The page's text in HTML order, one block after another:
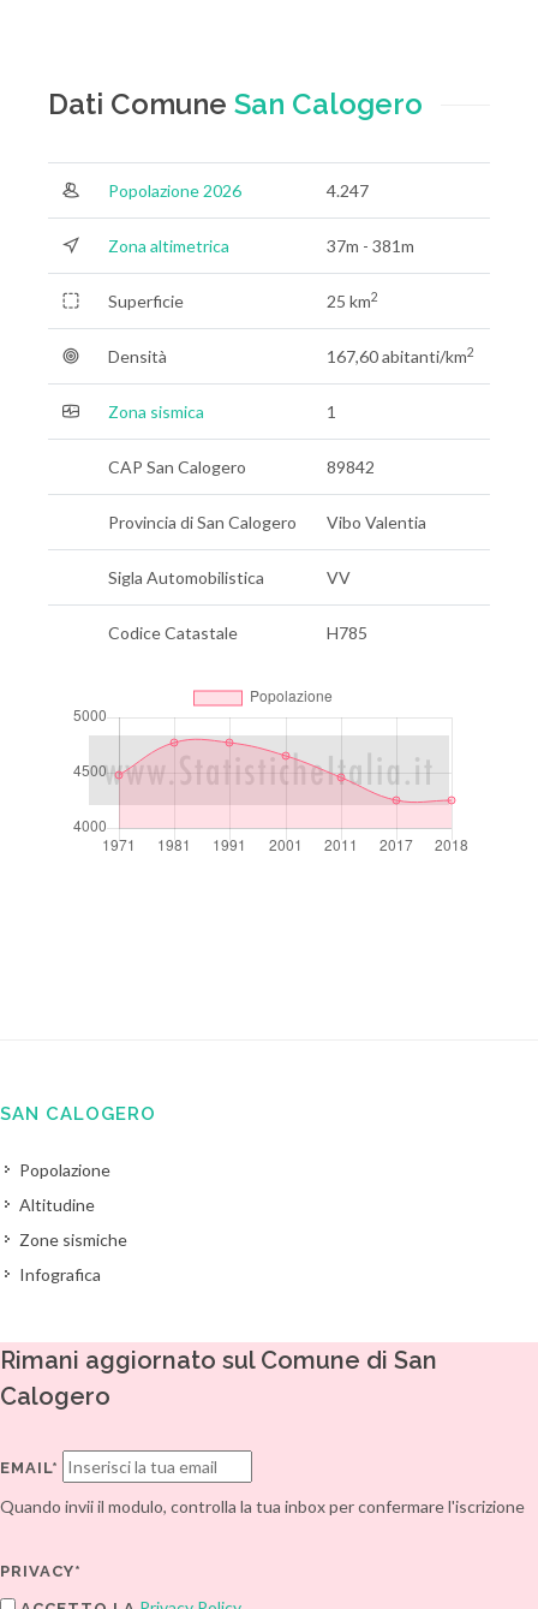
Dati Comune San Calogero
Popolazione 2026 4.247
Zona altimetrica 37m - 381m
Superficie 25 km2
Densità 167,60 abitanti/km2
Zona sismica 1
CAP San Calogero 89842
Provincia di San Calogero Vibo Valentia
Sigla Automobilistica VV
Codice Catastale H785
SAN CALOGERO
Popolazione
Altitudine
Zone sismiche
Infografica
Rimani aggiornato sul Comune di San
Calogero
EMAIL*
Quando invii il modulo, controlla la tua inbox per confermare l'iscrizione
PRIVACY*